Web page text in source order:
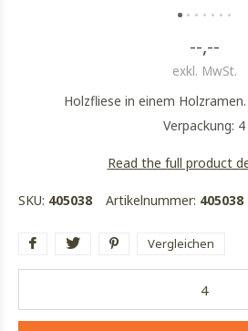
--,--
exkl. MwSt.
Holzfliese in einem
Verpackung: 4
Read the full product
SKU: 405038 Artikelnummer: 405038
Vergleichen